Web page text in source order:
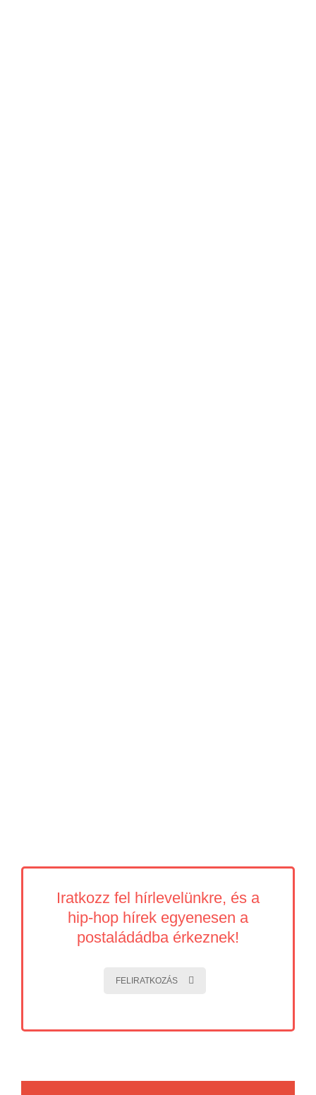
Iratkozz fel hírlevelünkre, és a
hip-hop hírek egyenesen a
postaládádba érkeznek!
FELIRATKOZÁS